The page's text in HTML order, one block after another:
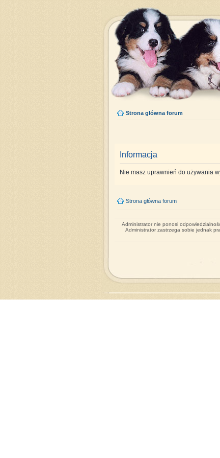
Strona główna forum
Informacja
Nie masz uprawnień do używania
Strona główna forum
Administrator nie ponosi
Administrator zastrzega sobie jednak